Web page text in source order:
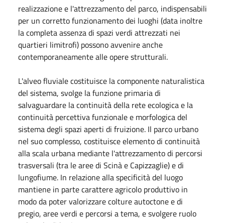
realizzazione e l'attrezzamento del parco, indispensabili
per un corretto funzionamento dei luoghi (data inoltre
la completa assenza di spazi verdi attrezzati nei
quartieri limitrofi) possono avvenire anche
contemporaneamente alle opere strutturali.
L'alveo fluviale costituisce la componente naturalistica
del sistema, svolge la funzione primaria di
salvaguardare la continuità della rete ecologica e la
continuità percettiva funzionale e morfologica del
sistema degli spazi aperti di fruizione. Il parco urbano
nel suo complesso, costituisce elemento di continuità
alla scala urbana mediante l'attrezzamento di percorsi
trasversali (tra le aree di Scinà e Capizzaglie) e di
lungofiume. In relazione alla specificità del luogo
mantiene in parte carattere agricolo produttivo in
modo da poter valorizzare colture autoctone e di
pregio, aree verdi e percorsi a tema, e svolgere ruolo